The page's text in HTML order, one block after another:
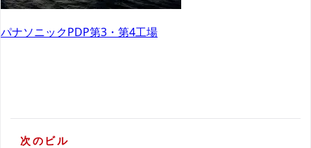
パナソニックPDP第3・第4工場
次のビル